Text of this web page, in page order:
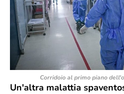
Corridoio al primo piano
Un'altra malattia